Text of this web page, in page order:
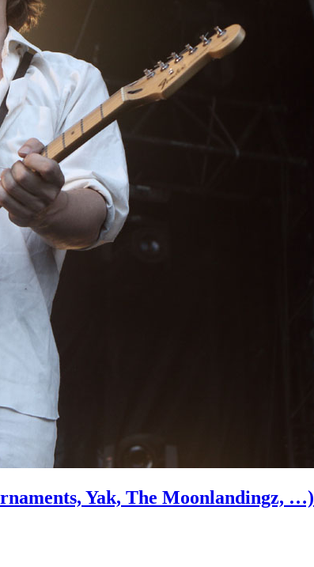
Yak, The Moonlandingz, …)